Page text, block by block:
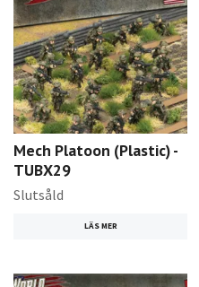
Mech Platoon (Plastic) -
TUBX29
Slutsåld
LÄS MER